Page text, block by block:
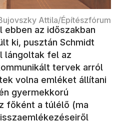
Attila/Építészfórum
ebben az időszakban
ki, pusztán Schmidt
lángoltak fel az
tervek arról
volna emléket állítani
gyermekkorú
főként a túlélő (ma